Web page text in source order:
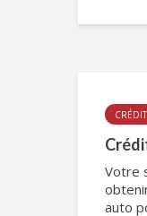
Votre
auto